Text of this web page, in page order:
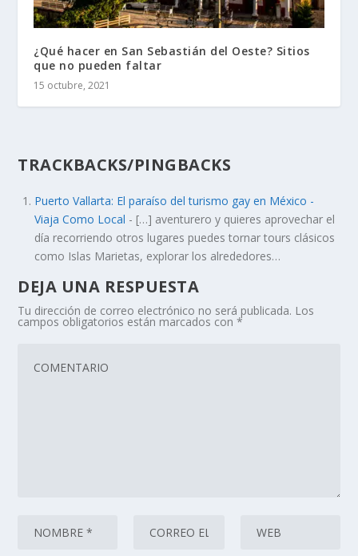
¿Qué hacer en San Sebastián del Oeste? Sitios
que no pueden faltar
15 octubre, 2021
TRACKBACKS/PINGBACKS
Puerto Vallarta: El paraíso del turismo gay en México -
Viaja Como Local - […] aventurero y quieres aprovechar el
día recorriendo otros lugares puedes tornar tours clásicos
como Islas Marietas, explorar los alrededores…
DEJA UNA RESPUESTA
Tu dirección de correo electrónico no será publicada. Los
campos obligatorios están marcados con*